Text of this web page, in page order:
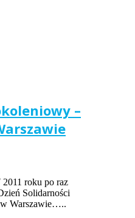
–
roku po raz
Solidarności
Warszawie…..